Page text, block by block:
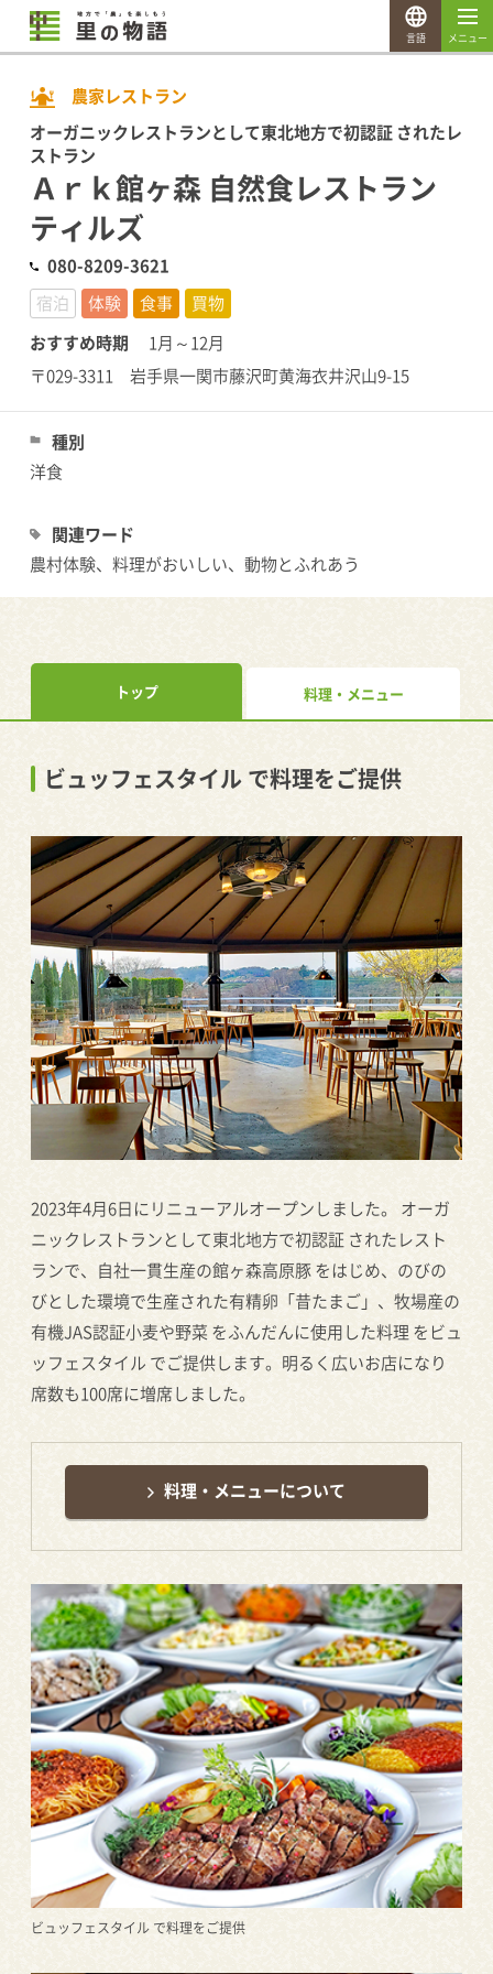
農家レストラン
オーガニックレストランとして東北地方で初認証 されたレ
ストラン
Ａｒｋ館ヶ森 自然食レストラン
ティルズ
080-8209-3621
宿泊
体験 食事
買物
おすすめ時期
1月～12月
〒029-3311 岩手県一関市藤沢町黄海衣井沢山9-15
種別
洋食
関連ワード
農村体験、料理がおいしい、動物とふれあう
トップ 料理・メニュー
ビュッフェスタイル で料理をご提供
2023年4月6日にリニューアルオープンしました。 オーガ
ニックレストランとして東北地方で初認証 されたレスト
ランで、自社一貫生産の館ヶ森高原豚 をはじめ、のびの
びとした環境で生産された有精卵「昔たまご」、牧場産の
有機JAS認証小麦や野菜 をふんだんに使用した料理 をビュ
ッフェスタイル でご提供します。明るく広いお店になり
席数も100席に増席しました。
料理・メニューについて
ビュッフェスタイル で料理をご提供
メニュー
言語